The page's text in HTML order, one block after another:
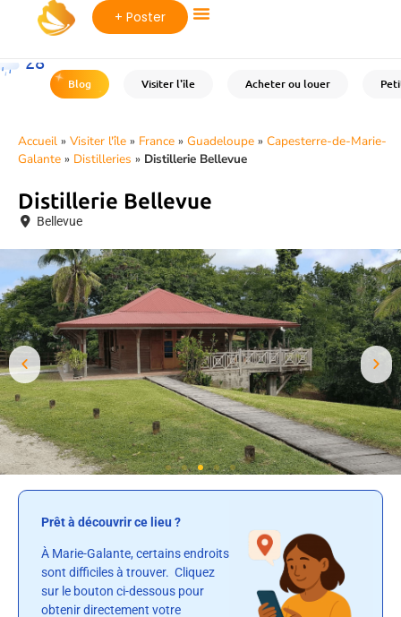
+ Poster
28
Blog Visiter l'île Acheter ou louer
Accueil » Visiter l'île » France » Guadeloupe » Capesterre-de-Marie-
Galante » Distilleries » Distillerie Bellevue
Distillerie Bellevue
Bellevue
Prêt à découvrir ce lieu ?
À Marie-Galante, certains endroits
sont difficiles à trouver. Cliquez
sur le bouton ci-dessous pour
obtenir directement votre